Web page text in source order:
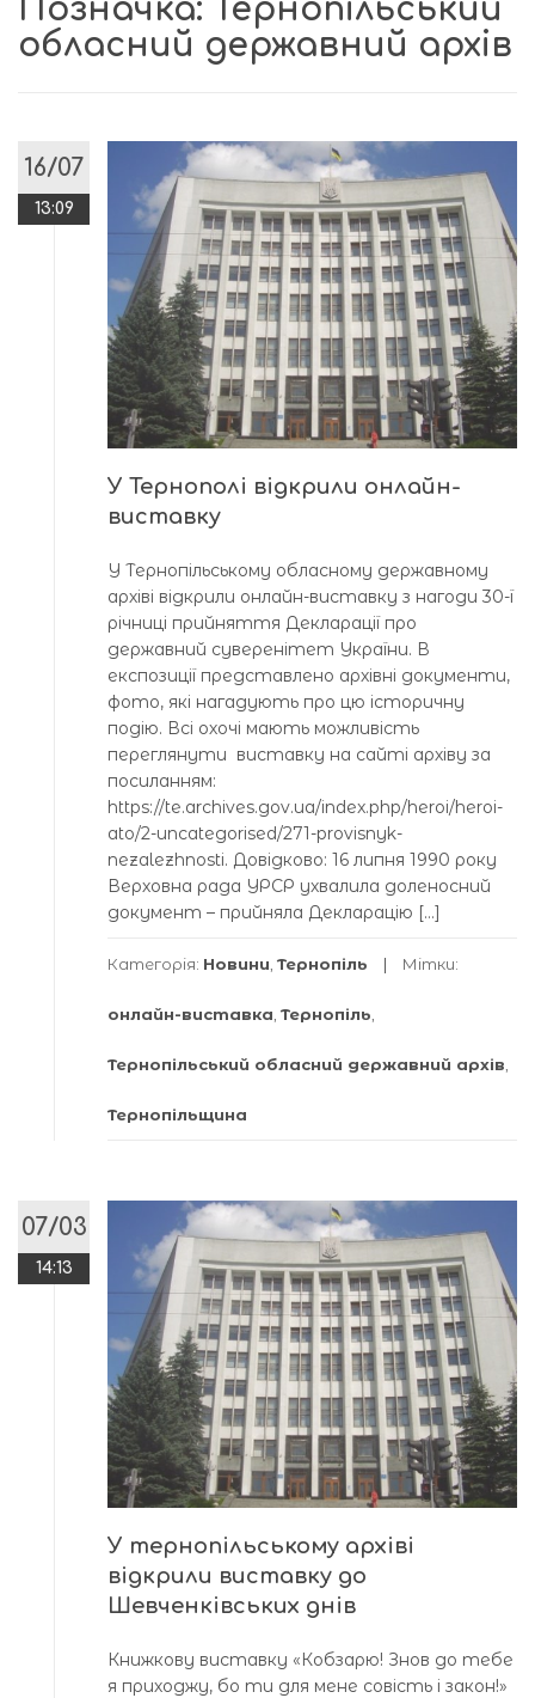
Позначка: Тернопільський
обласний державний архів
16/07
13:09
У Тернополі відкрили онлайн-
виставку
У Тернопільському обласному державному
архіві відкрили онлайн-виставку з нагоди 30-ї
річниці прийняття Декларації про
державний суверенітет України. В
експозиції представлено архівні документи,
фото, які нагадують про цю історичну
подію. Всі охочі мають можливість
переглянути виставку на сайті архіву за
посиланням:
https://te.archives.gov.ua/index.php/heroi/heroi-
ato/2-uncategorised/271-provisnyk-
nezalezhnosti. Довідково: 16 липня 1990 року
Верховна рада УРСР ухвалила доленосний
документ – прийняла Декларацію […]
Категорія: Новини Тернопіль Мітки:
онлайн-виставка Тернопіль
Тернопільський обласний державний архів
Тернопільщина
07/03
14:13
У тернопільському архіві
відкрили виставку до
Шевченківських днів
Книжкову виставку «Кобзарю! Знов до тебе
я приходжу, бо ти для мене совість і закон!»